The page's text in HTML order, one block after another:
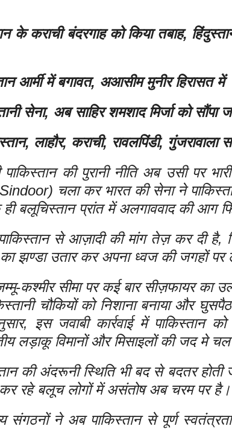
के कराची बंदरगाह को किया तबाह,
आर्मी में बगावत, अआसीम मुनीर हिरासत में
सेना, अब साहिर शमशाद मिर्जा को
लाहौर, कराची, रावलपिंडी,
की पुरानी नीति अब उसी पर
चला कर भारत की सेना ने
ही बलूचिस्तान प्रांत में अलगाववाद की आग
से आज़ादी की मांग तेज़ कर दी है,
झण्डा उतार कर अपना ध्वज की जगहों पर
कश्मीर सीमा पर कई बार सीज़फायर का
चौकियों को निशाना बनाया और
इस जवाबी कार्रवाई में पाकिस्तान
लड़ाकू विमानों और मिसाइलों की जद मे
की अंदरूनी स्थिति भी बद से बदतर
रहे बलूच लोगों में असंतोष अब चरम पर है।
ने अब पाकिस्तान से पूर्ण स्वतंत्रता